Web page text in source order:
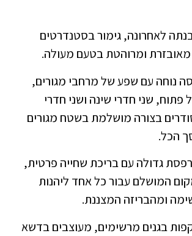
לאחרונה, גימור בסטנדרטים
מאובזרת ומרוהטת בטעם מעולה.
נוחה עם שפע של מרחבי מגורים,
שני חדרי שינה ושני חדרי
בצורה מושלמת בשטח מגורים
גדולה עם בריכת שחייה פרטית,
המושלם עבור כל אחד ליהנות
ומהבריזה המצננת.
בגנים מרשימים, מעוצבים בדשא